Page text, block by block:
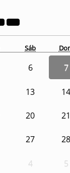
Sáb
6 7
13 14
20 21
27 28
4 5